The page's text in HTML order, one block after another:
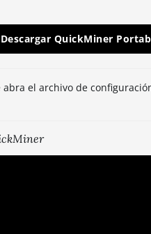
Descargar QuickMiner
el archivo de